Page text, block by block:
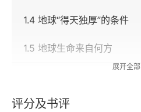
1.4 地球“得天独厚”的条件
1.5 地球生命来自何方
2.1 探索地外生命的常用手段
展开全部
评分及书评